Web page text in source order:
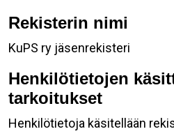
Rekisterin nimi
KuPS ry jäsenrekisteri
Henkilötietojen
tarkoitukset
Henkilötietoja käsitellään